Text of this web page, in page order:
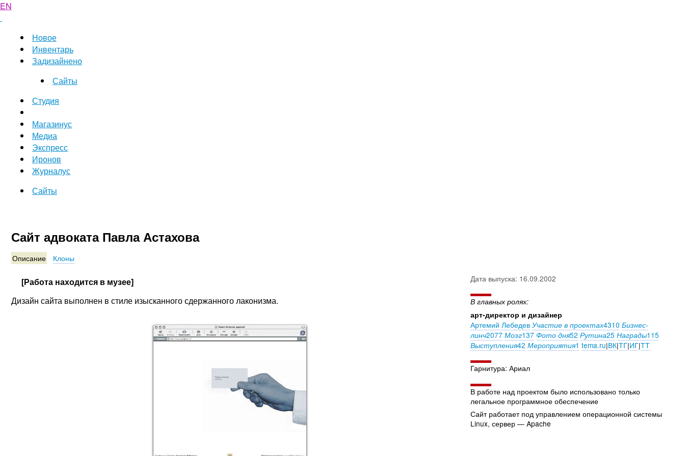
EN
Новое
Инвентарь
Задизайнено
Сайты
Студия
Магазинус
Медиа
Экспресс
Иронов
Журналус
Сайты
Сайт адвоката Павла Астахова
Описание Клоны
[Работа находится в музее]
Дизайн сайта выполнен в стиле изысканного сдержанного лаконизма.
Дата выпуска: 16.09.2002
В главных ролях:
арт-директор и дизайнер
Артемий Лебедев Участие в проектах4310 Бизнес-
линч2077 Мозг137 Фото дня52 Рутина25 Награды115
Выступления42 Мероприятия1 tema.ru|ВК|ТГ|ИГ|ТТ
Гарнитура: Ариал
В работе над проектом было использовано только
легальное программное обеспечение
Сайт работает под управлением операционной системы
Linux, сервер — Apache